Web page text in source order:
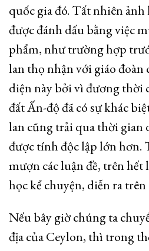
quốc gia đó. Tất nhiên
được đánh dấu bằng việc
phẩm, như trường hợp
lan thọ nhận với giáo
diện này bởi vì đương thời
đất Ấn-độ đã có sự khác
lan cũng trải qua thời gian
được tính độc lập lớn hơn.
mượn các luận đề, trên
học kể chuyện, diễn ra
Nếu bây giờ chúng ta
địa của Ceylon, thì trong